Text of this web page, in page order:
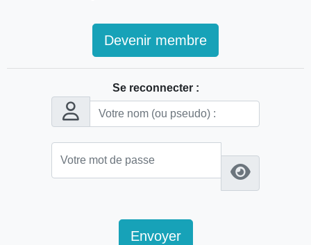
Devenir membre
Se reconnecter :
Envoyer